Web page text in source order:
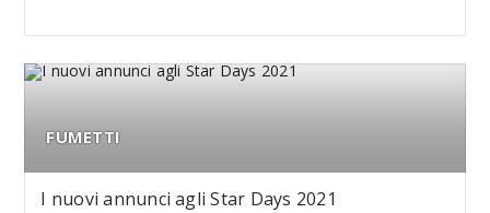
FUMETTI
I nuovi annunci agli Star Days 2021